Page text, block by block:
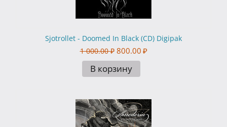
Sjotrollet - Doomed In Black (CD) Digipak
1 000.00 ₽ 800.00 ₽
В корзину